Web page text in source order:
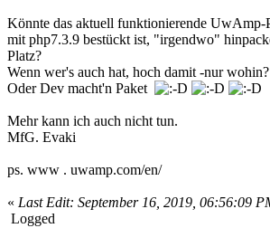
Könnte das aktuell funktionierende UwAmp-
mit php7.3.9 bestückt ist, "irgendwo"
Platz?
Wenn wer's auch hat, hoch damit -nur wohin?
Oder Dev macht'n Paket
Mehr kann ich auch nicht tun.
MfG. Evaki
ps. www . uwamp.com/en/
« Last Edit: September 16, 2019, 06:56:09
Logged